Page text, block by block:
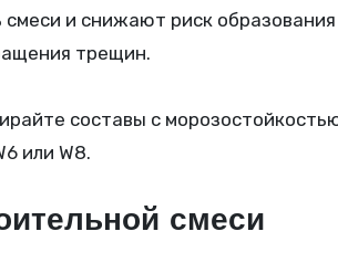
и снижают риск
трещин.
составы с
или W8.
смеси